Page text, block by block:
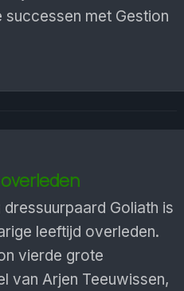
successen met Gestion
Goliath is
leeftijd overleden.
vierde grote
van Arjen Teeuwissen,